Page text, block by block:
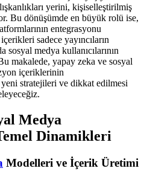
yerini, kişiselleştirilmiş
Bu dönüşümde en büyük rolü ise,
entegrasyonu
sadece yayıncıların
sosyal medya kullanıcılarının
makalede, yapay zeka ve sosyal
içeriklerinin
yeni stratejileri ve dikkat edilmesi
Medya
Dinamikleri
Modelleri ve İçerik Üretimi